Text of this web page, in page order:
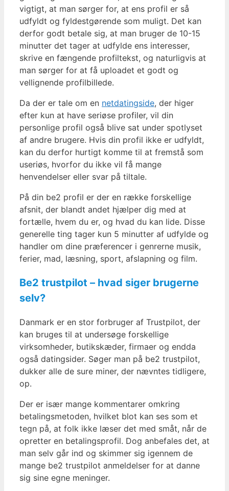
vigtigt, at man sørger for, at ens profil er så
udfyldt og fyldestgørende som muligt. Det kan
derfor godt betale sig, at man bruger de 10-15
minutter det tager at udfylde ens interesser,
skrive en fængende profiltekst, og naturligvis at
man sørger for at få uploadet et godt og
vellignende profilbillede.
Da der er tale om en netdatingside, der higer
efter kun at have seriøse profiler, vil din
personlige profil også blive sat under spotlyset
af andre brugere. Hvis din profil ikke er udfyldt,
kan du derfor hurtigt komme til at fremstå som
useriøs, hvorfor du ikke vil få mange
henvendelser eller svar på tiltale.
På din be2 profil er der en række forskellige
afsnit, der blandt andet hjælper dig med at
fortælle, hvem du er, og hvad du kan lide. Disse
generelle ting tager kun 5 minutter af udfylde og
handler om dine præferencer i genrerne musik,
ferier, mad, læsning, sport, afslapning og film.
Be2 trustpilot – hvad siger brugerne
selv?
Danmark er en stor forbruger af Trustpilot, der
kan bruges til at undersøge forskellige
virksomheder, butikskæder, firmaer og endda
også datingsider. Søger man på be2 trustpilot,
dukker alle de sure miner, der nævntes tidligere,
op.
Der er især mange kommentarer omkring
betalingsmetoden, hvilket blot kan ses som et
tegn på, at folk ikke læser det med småt, når de
opretter en betalingsprofil. Dog anbefales det, at
man selv går ind og skimmer sig igennem de
mange be2 trustpilot anmeldelser for at danne
sig sine egne meninger.